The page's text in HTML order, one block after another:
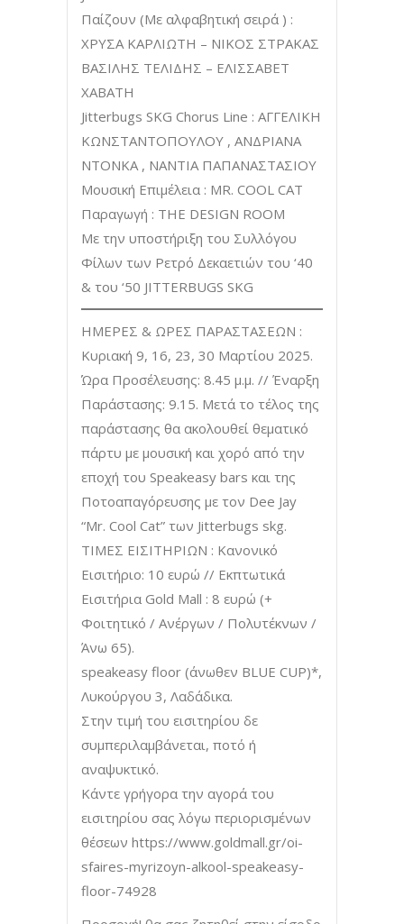
Παίζουν (Με αλφαβητική σειρά ) :
ΧΡΥΣΑ ΚΑΡΛΙΩΤΗ – ΝΙΚΟΣ ΣΤΡΑΚΑΣ
ΒΑΣΙΛΗΣ ΤΕΛΙΔΗΣ – ΕΛΙΣΣΑΒΕΤ
ΧΑΒΑΤΗ
Jitterbugs SKG Chorus Line : ΑΓΓΕΛΙΚΗ
ΚΩΝΣΤΑΝΤΟΠΟΥΛΟΥ , ΑΝΔΡΙΑΝΑ
ΝΤΟΝΚΑ , ΝΑΝΤΙΑ ΠΑΠΑΝΑΣΤΑΣΙΟΥ
Μουσική Επιμέλεια : ΜR. COOL CAT
Παραγωγή : ΤΗΕ DESIGN ROOM
Με την υποστήριξη του Συλλόγου
Φίλων των Ρετρό Δεκαετιών του ‘40
& του ‘50 JITTERBUGS SKG
ΗΜΕΡΕΣ & ΩΡΕΣ ΠΑΡΑΣΤΑΣΕΩΝ :
Κυριακή 9, 16, 23, 30 Μαρτίου 2025.
Ώρα Προσέλευσης: 8.45 μ.μ. // Έναρξη
Παράστασης: 9.15. Μετά το τέλος της
παράστασης θα ακολουθεί θεματικό
πάρτυ με μουσική και χορό από την
εποχή του Speakeasy bars και της
Ποτοαπαγόρευσης με τον Dee Jay
“Μr. Cool Cat” των Jitterbugs skg.
ΤΙΜΕΣ ΕΙΣΙΤΗΡΙΩΝ : Κανονικό
Εισιτήριο: 10 ευρώ // Εκπτωτικά
Εισιτήρια Gold Mall : 8 ευρώ (+
Φοιτητικό / Ανέργων / Πολυτέκνων /
Άνω 65).
speakeasy floor (άνωθεν BLUE CUP)*,
Λυκούργου 3, Λαδάδικα.
Στην τιμή του εισιτηρίου δε
συμπεριλαμβάνεται, ποτό ή
αναψυκτικό.
Κάντε γρήγορα την αγορά του
εισιτηρίου σας λόγω περιορισμένων
θέσεων https://www.goldmall.gr/oi-
sfaires-myrizoyn-alkool-speakeasy-
floor-74928